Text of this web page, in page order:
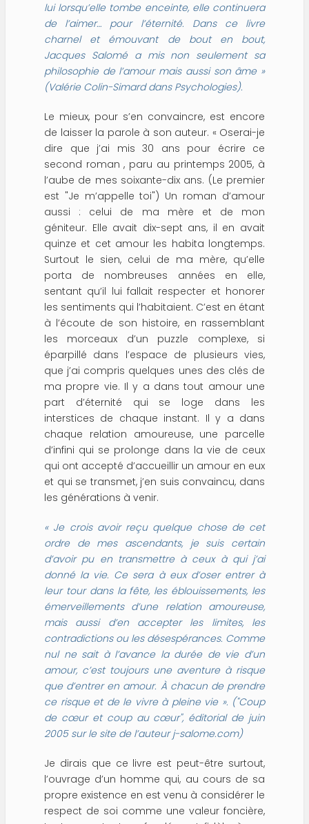
lui lorsqu’elle tombe enceinte, elle continuera
de l’aimer… pour l’éternité. Dans ce livre
charnel et émouvant de bout en bout,
Jacques Salomé a mis non seulement sa
philosophie de l’amour mais aussi son âme»
(Valérie Colin-Simard dans Psychologies).
Le mieux, pour s’en convaincre, est encore
de laisser la parole à son auteur. « Oserai-je
dire que j’ai mis 30 ans pour écrire ce
second roman , paru au printemps 2005, à
l’aube de mes soixante-dix ans. (Le premier
est "Je m’appelle toi") Un roman d’amour
aussi : celui de ma mère et de mon
géniteur. Elle avait dix-sept ans, il en avait
quinze et cet amour les habita longtemps.
Surtout le sien, celui de ma mère, qu’elle
porta de nombreuses années en elle,
sentant qu’il lui fallait respecter et honorer
les sentiments qui l’habitaient. C’est en étant
à l’écoute de son histoire, en rassemblant
les morceaux d’un puzzle complexe, si
éparpillé dans l’espace de plusieurs vies,
que j’ai compris quelques unes des clés de
ma propre vie. Il y a dans tout amour une
part d’éternité qui se loge dans les
interstices de chaque instant. Il y a dans
chaque relation amoureuse, une parcelle
d’infini qui se prolonge dans la vie de ceux
qui ont accepté d’accueillir un amour en eux
et qui se transmet, j’en suis convaincu, dans
les générations à venir.
« Je crois avoir reçu quelque chose de cet
ordre de mes ascendants, je suis certain
d’avoir pu en transmettre à ceux à qui j’ai
donné la vie. Ce sera à eux d’oser entrer à
leur tour dans la fête, les éblouissements, les
émerveillementsd’une relation amoureuse,
mais aussi d’en accepter les limites, les
contradictions ou les désespérances. Comme
nul ne sait à l’avance la durée de vie d’un
amour, c’est toujours une aventure à risque
que d’entrer en amour. À chacun de prendre
ce risque et de le vivre à pleine vie ». ("Coup
de cœur et coup au cœur", éditorial de juin
2005 sur le site de l’auteur j-salome.com)
Je dirais que ce livre est peut-être surtout,
l’ouvrage d’un homme qui, au cours de sa
propre existence en est venu à considérer le
respect de soi comme une valeur foncière,